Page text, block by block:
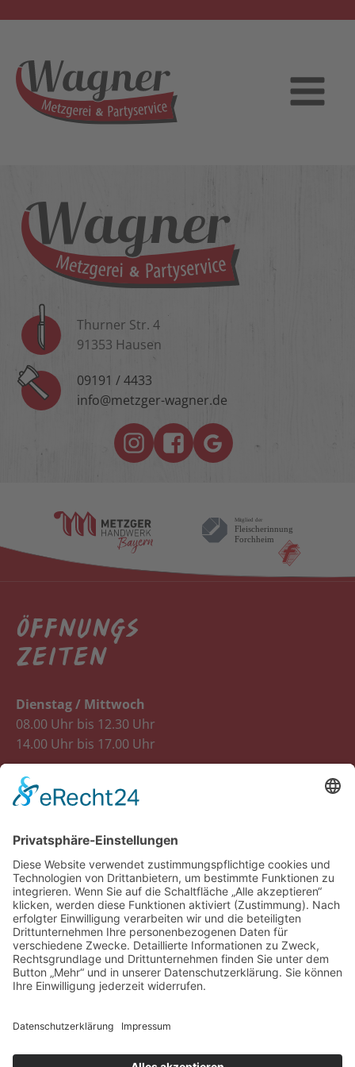
Thurner Str. 4
91353 Hausen
09191 / 4433
info@metzger-wagner.de
ÖFFNUNGS
ZEITEN
Dienstag / Mittwoch
08.00 Uhr bis 12.30 Uhr
14.00 Uhr bis 17.00 Uhr
Donnerstag
08.00 Uhr bis 12.30 Uhr
Freitag
14.00 Uhr bis 18.00 Uhr
Samstag
07.30 Uhr bis 12.00 Uhr